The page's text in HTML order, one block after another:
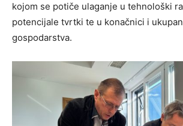
kojom se potiče ulaganje u tehnološki
potencijale tvrtki te u konačnici i
gospodarstva.